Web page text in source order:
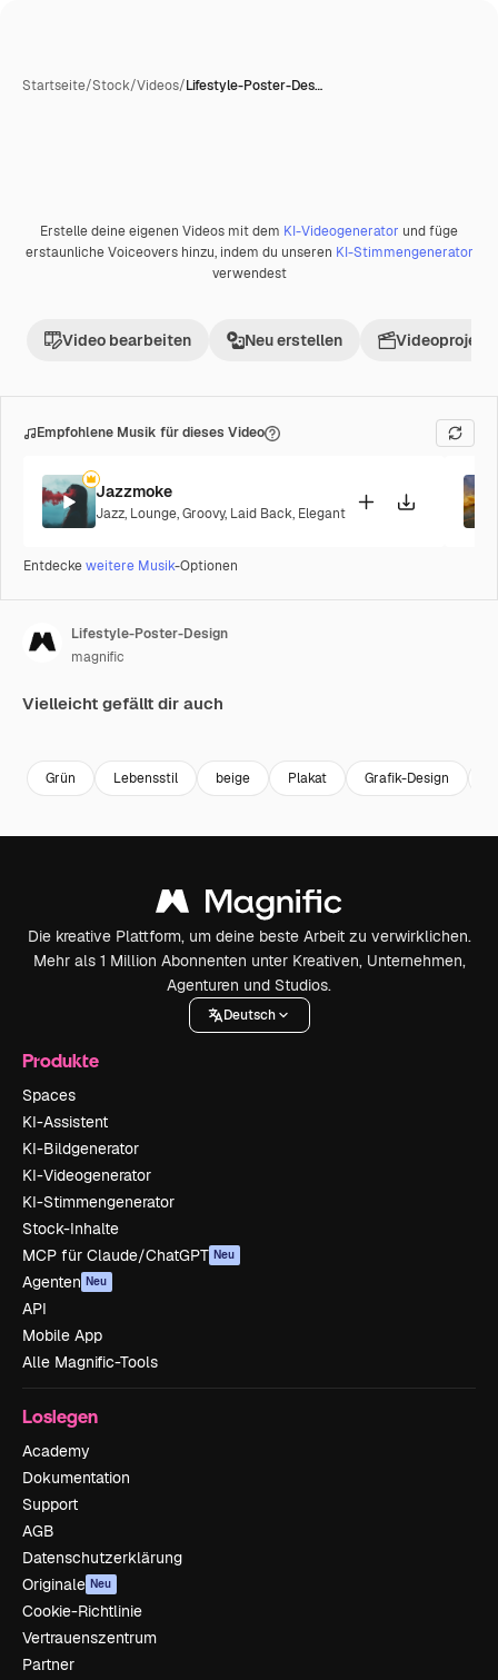
Startseite/Stock/Videos/Lifestyle-Poster-Des…
Erstelle deine eigenen Videos mit dem KI-Videogenerator und füge
erstaunliche Voiceovers hinzu, indem du unseren KI-Stimmengenerator
verwendest
Video bearbeiten Neu erstellen Videoprojekt
Empfohlene Musik für dieses Video
Jazzmoke
Jazz, Lounge,Groovy, Laid Back, Elegant
Entdeckeweitere Musik-Optionen
Lifestyle-Poster-Design
magnific
Vielleicht gefällt dir auch
Grün Lebensstil beige Plakat Grafik-Design
Die kreative Plattform, um deine beste Arbeit zu verwirklichen.
Mehr als 1 Million Abonnenten unter Kreativen, Unternehmen,
Agenturen und Studios.
Deutsch
Produkte
Spaces
KI-Assistent
KI-Bildgenerator
KI-Videogenerator
KI-Stimmengenerator
Stock-Inhalte
MCP für Claude/ChatGPT Neu
Agenten Neu
API
Mobile App
Alle Magnific-Tools
Loslegen
Academy
Dokumentation
Support
AGB
Datenschutzerklärung
Originale Neu
Cookie-Richtlinie
Vertrauenszentrum
Partner